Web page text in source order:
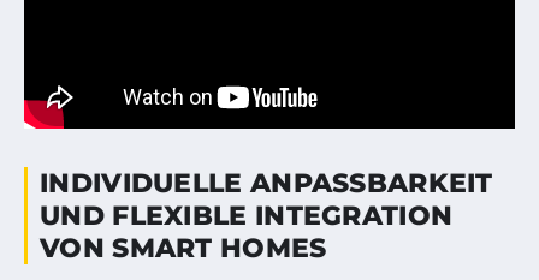
INDIVIDUELLE ANPASSBARKEIT
UND FLEXIBLE INTEGRATION
VON SMART HOMES